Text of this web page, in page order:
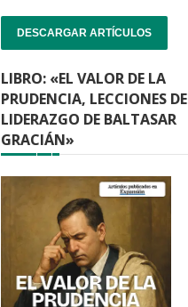
DESCARGAR ARTÍCULOS
LIBRO: «EL VALOR DE LA
PRUDENCIA, LECCIONES DE
LIDERAZGO DE BALTASAR
GRACIÁN»